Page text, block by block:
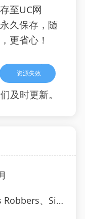
至UC网
久保存，随
更省心！
资源失效
及时更新。
Sick Individuals